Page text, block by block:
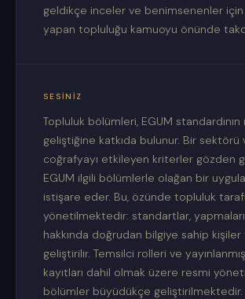
geldikçe inceler ve benimsenenler
yapan topluluğu kamuoyu önünde
SESINIZ
Topluluk bölümleri, EGUM standardının
geliştiğine katkıda bulunur. Bir sektörü
coğrafyayı etkileyen kriterler gözden
EGUM ilgili bölümlerle olağan bir
istişare eder. Bu, özünde topluluk
yönetilmektedir: standartlar,
hakkında doğrudan bilgiye sahip kişiler
geliştirilir. Temsilci rolleri ve
kayıtları dahil olmak üzere resmi
bölümler büyüdükçe geliştirilmektedir.